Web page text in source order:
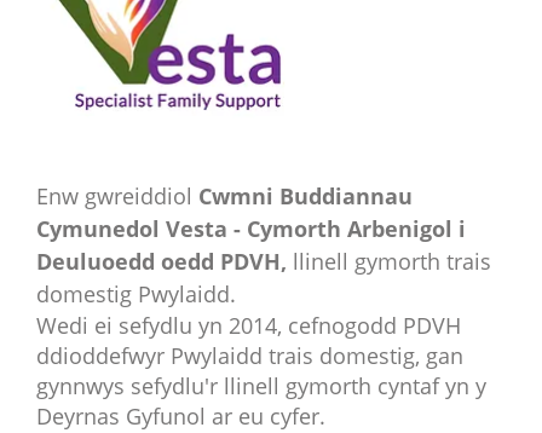
Enw gwreiddiol Cwmni Buddiannau
Cymunedol Vesta - Cymorth Arbenigol i
Deuluoedd oedd PDVH, llinell gymorth trais
domestig Pwylaidd.
Wedi ei sefydlu yn 2014, cefnogodd PDVH
ddioddefwyr Pwylaidd trais domestig, gan
gynnwys sefydlu'r llinell gymorth cyntaf yn y
Deyrnas Gyfunol ar eu cyfer.